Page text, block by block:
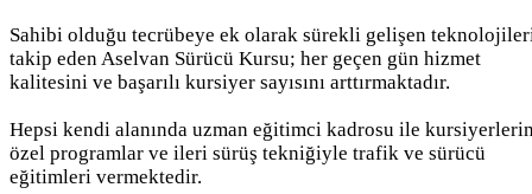
Sahibi olduğu tecrübeye ek olarak sürekli gelişen
takip eden Aselvan Sürücü Kursu; her geçen gün hizmet
kalitesini ve başarılı kursiyer sayısını arttırmaktadır.
Hepsi kendi alanında uzman eğitimci kadrosu ile
özel programlar ve ileri sürüş tekniğiyle trafik ve sürücü
eğitimleri vermektedir.